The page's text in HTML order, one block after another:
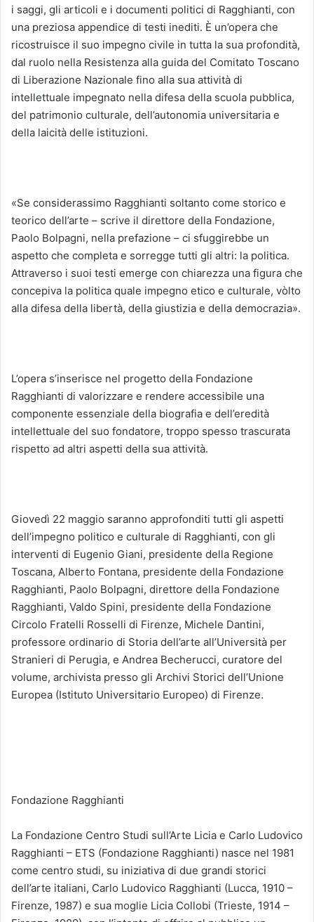
i saggi, gli articoli e i documenti politici di Ragghianti, con
una preziosa appendice di testi inediti. È un’opera che
ricostruisce il suo impegno civile in tutta la sua profondità,
dal ruolo nella Resistenza alla guida del Comitato Toscano
di Liberazione Nazionale fino alla sua attività di
intellettuale impegnato nella difesa della scuola pubblica,
del patrimonio culturale, dell’autonomia universitaria e
della laicità delle istituzioni.
«Se considerassimo Ragghianti soltanto come storico e
teorico dell’arte – scrive il direttore della Fondazione,
Paolo Bolpagni, nella prefazione – ci sfuggirebbe un
aspetto che completa e sorregge tutti gli altri: la politica.
Attraverso i suoi testi emerge con chiarezza una figura che
concepiva la politica quale impegno etico e culturale, vòlto
alla difesa della libertà, della giustizia e della democrazia».
L’opera s’inserisce nel progetto della Fondazione
Ragghianti di valorizzare e rendere accessibile una
componente essenziale della biografia e dell’eredità
intellettuale del suo fondatore, troppo spesso trascurata
rispetto ad altri aspetti della sua attività.
Giovedì 22 maggio saranno approfonditi tutti gli aspetti
dell’impegno politico e culturale di Ragghianti, con gli
interventi di Eugenio Giani, presidente della Regione
Toscana, Alberto Fontana, presidente della Fondazione
Ragghianti, Paolo Bolpagni, direttore della Fondazione
Ragghianti, Valdo Spini, presidente della Fondazione
Circolo Fratelli Rosselli di Firenze, Michele Dantini,
professore ordinario di Storia dell’arte all’Università per
Stranieri di Perugia, e Andrea Becherucci, curatore del
volume, archivista presso gli Archivi Storici dell’Unione
Europea (Istituto Universitario Europeo) di Firenze.
Fondazione Ragghianti
La Fondazione Centro Studi sull’Arte Licia e Carlo Ludovico
Ragghianti – ETS (Fondazione Ragghianti) nasce nel 1981
come centro studi, su iniziativa di due grandi storici
dell’arte italiani, Carlo Ludovico Ragghianti (Lucca, 1910 –
Firenze, 1987) e sua moglie Licia Collobi (Trieste, 1914 –